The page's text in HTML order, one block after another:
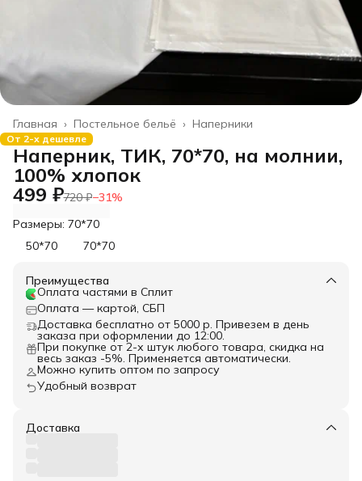
Наперники
Постельное бельё ›
Главная ›
От 2-х дешевле
Наперник, ТИК, 70*70, на молнии,
100% хлопок
499 ₽720 ₽−31%
Размеры: 70*70
50*70
70*70
Преимущества
Оплата частями в Сплит
Оплата — картой, СБП
Доставка бесплатно от 5000 р. Привезем в день
заказа при оформлении до 12:00.
При покупке от 2-х штук любого товара, скидка на
весь заказ -5%. Применяется автоматически.
Можно купить оптом по запросу
Удобный возврат
Доставка